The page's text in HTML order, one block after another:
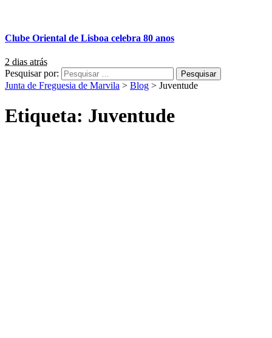
Clube Oriental de Lisboa celebra 80 anos
2 dias atrás
Pesquisar por:
Junta de Freguesia de Marvila > Blog > Juventude
Etiqueta: Juventude